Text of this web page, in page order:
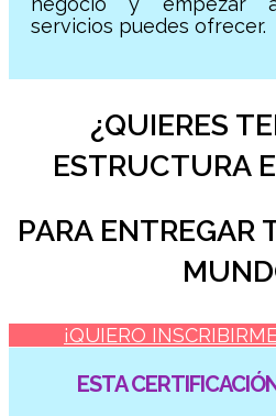
servicios puedes ofrecer.
¿QUIERES
ESTRUCTURA
PARA ENTREGAR
¡QUIERO
ESTA